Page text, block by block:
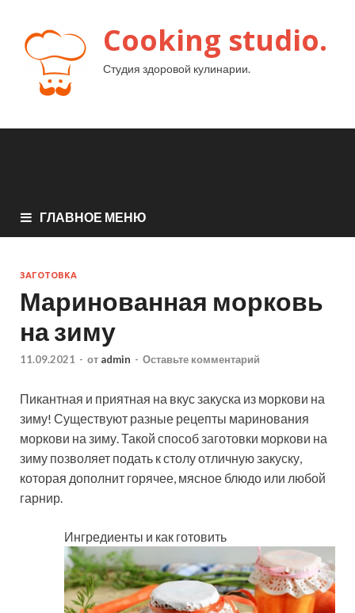
Cooking studio.
Студия здоровой кулинарии.
ГЛАВНОЕ МЕНЮ
ЗАГОТОВКА
Маринованная морковь
на зиму
11.09.2021 - от admin - Оставьте комментарий
Пикантная и приятная на вкус закуска из моркови на
зиму! Существуют разные рецепты маринования
моркови на зиму. Такой способ заготовки моркови на
зиму позволяет подать к столу отличную закуску,
которая дополнит горячее, мясное блюдо или любой
гарнир.
Ингредиенты и как готовить